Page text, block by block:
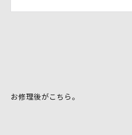
お修理後がこちら。